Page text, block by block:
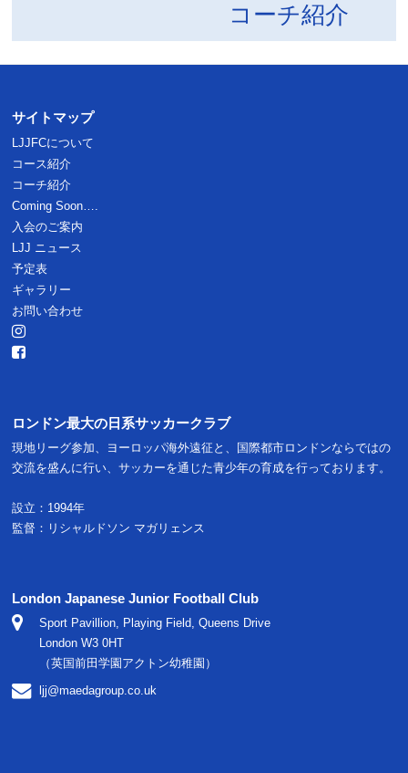
コーチ紹介
サイトマップ
LJJFCについて
コース紹介
コーチ紹介
Coming Soon….
入会のご案内
LJJ ニュース
予定表
ギャラリー
お問い合わせ
ロンドン最大の日系サッカークラブ
現地リーグ参加、ヨーロッパ海外遠征と、国際都市ロンドンならではの
交流を盛んに行い、サッカーを通じた青少年の育成を行っております。
設立：1994年
監督：リシャルドソン マガリェンス
London Japanese Junior Football Club
Sport Pavillion, Playing Field, Queens Drive
London W3 0HT
（英国前田学園アクトン幼稚園）
ljj@maedagroup.co.uk